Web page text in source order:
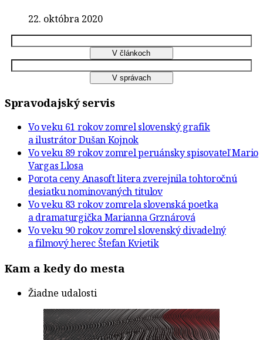
22. októbra 2020
Spravodajský servis
Vo veku 61 rokov zomrel slovenský grafik
a ilustrátor Dušan Kojnok
Vo veku 89 rokov zomrel peruánsky spisovateľ Mario
Vargas Llosa
Porota ceny Anasoft litera zverejnila tohtoročnú
desiatku nominovaných titulov
Vo veku 83 rokov zomrela slovenská poetka
a dramaturgička Marianna Grznárová
Vo veku 90 rokov zomrel slovenský divadelný
a filmový herec Štefan Kvietik
Kam a kedy do mesta
Žiadne udalosti